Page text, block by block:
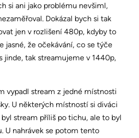
si ani jako problému nevšiml,
Dokázal bych si tak
jen v rozlišení 480p, kdyby to
jasné, že očekávání, co se týče
jinde, tak streamujeme v 1440p,
vypadl stream z jedné místnosti
U některých místností si diváci
stream příliš po tichu, ale to byl
U nahrávek se potom tento